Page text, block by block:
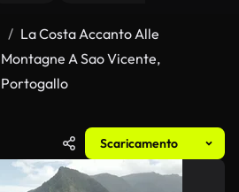
La Costa Accanto Alle
Montagne A Sao Vicente,
Portogallo
Scaricamento